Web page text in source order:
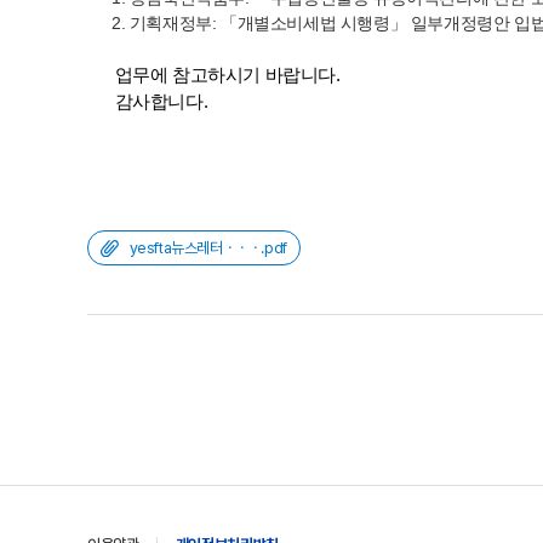
2. 기획재정부: 「개별소비세법 시행령」 일부개정령안 입
업무에 참고하시기 바랍니다.
감사합니다.
yesfta뉴스레터ㆍㆍㆍ.pdf